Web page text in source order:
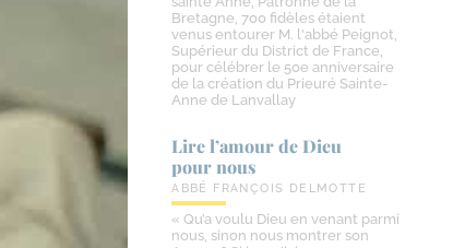
Bretagne, 700 fidèles étaient
venus entourer M. l'abbé Peignot,
Supérieur du District de France,
pour célébrer le 50e anniversaire
de la création du Prieuré Sainte-
Anne de Lanvallay
Lire l’amour de Dieu
pour nous
ABBÉ FRANÇOIS DELMOTTE
« Qu’a voulu Dieu en venant parmi
nous, sinon nous montrer son